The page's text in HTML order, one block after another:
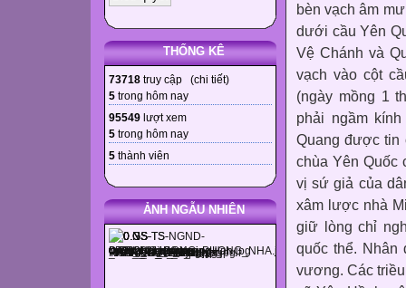
THỐNG KÊ
73718 truy cập (chi tiết)
5 trong hôm nay
95549 lượt xem
5 trong hôm nay
5 thành viên
ẢNH NGẪU NHIÊN
bèn vạch âm
dưới cầu Yên
Vệ Chánh và
vạch vào cột
(ngày mồng 1
phải ngầm
Quang được tin
chùa Yên Quốc
vị sứ giả của
xâm lược nhà
giữ lòng chỉ
quốc thể. Nhân
vương. Các